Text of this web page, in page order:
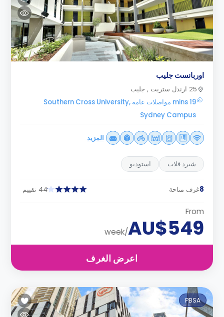
اوربانست جليب
25 ارندل ستريت , جليب
19 mins مواصلات عامه Southern Cross University,
Sydney Campus
المزيد
شيرد فلات استوديو
8غرف متاحة 44 تقييم
From
AU$549
/week
اعرض الغرف
PBSA